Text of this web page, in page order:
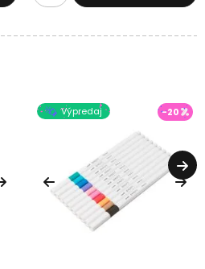
Výpredaj -20